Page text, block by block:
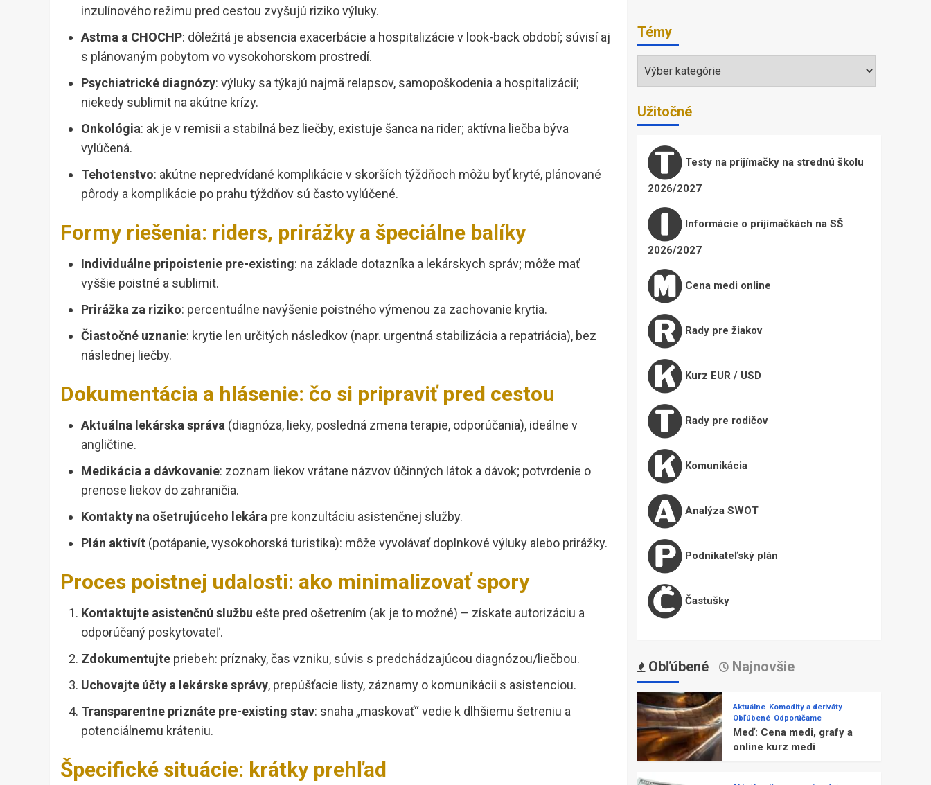
inzulínového režimu pred cestou zvyšujú riziko výluky.
Astma a CHOCHP: dôležitá je absencia exacerbácie a hospitalizácie v look-back období; súvisí aj
s plánovaným pobytom vo vysokohorskom prostredí.
Psychiatrické diagnózy: výluky sa týkajú najmä relapsov, samopoškodenia a hospitalizácií;
niekedy sublimit na akútne krízy.
Onkológia: ak je v remisii a stabilná bez liečby, existuje šanca na rider; aktívna liečba býva
vylúčená.
Tehotenstvo: akútne nepredvídané komplikácie v skorších týždňoch môžu byť kryté, plánované
pôrody a komplikácie po prahu týždňov sú často vylúčené.
Formy riešenia: riders, prirážky a špeciálne balíky
Individuálne pripoistenie pre-existing: na základe dotazníka a lekárskych správ; môže mať
vyššie poistné a sublimit.
Prirážka za riziko: percentuálne navýšenie poistného výmenou za zachovanie krytia.
Čiastočné uznanie: krytie len určitých následkov (napr. urgentná stabilizácia a repatriácia), bez
následnej liečby.
Dokumentácia a hlásenie: čo si pripraviť pred cestou
Aktuálna lekárska správa (diagnóza, lieky, posledná zmena terapie, odporúčania), ideálne v
angličtine.
Medikácia a dávkovanie: zoznam liekov vrátane názvov účinných látok a dávok; potvrdenie o
prenose liekov do zahraničia.
Kontakty na ošetrujúceho lekára pre konzultáciu asistenčnej služby.
Plán aktivít (potápanie, vysokohorská turistika): môže vyvolávať doplnkové výluky alebo prirážky.
Proces poistnej udalosti: ako minimalizovať spory
Kontaktujte asistenčnú službu ešte pred ošetrením (ak je to možné) – získate autorizáciu a
odporúčaný poskytovateľ.
Zdokumentujte priebeh: príznaky, čas vzniku, súvis s predchádzajúcou diagnózou/liečbou.
Uchovajte účty a lekárske správy, prepúšťacie listy, záznamy o komunikácii s asistenciou.
Transparentne priznáte pre-existing stav: snaha „maskovať“ vedie k dlhšiemu šetreniu a
potenciálnemu kráteniu.
Špecifické situácie: krátky prehľad
Témy
Témy
Užitočné
Testy na prijímačky na strednú školu
2026/2027
Informácie o prijímačkách na SŠ
2026/2027
Cena medi online
Rady pre žiakov
Kurz EUR / USD
Rady pre rodičov
Komunikácia
Analýza SWOT
Podnikateľský plán
Častušky
Obľúbené Najnovšie
Aktuálne Komodity a deriváty
Obľúbené Odporúčame
Meď: Cena medi, grafy a
online kurz medi